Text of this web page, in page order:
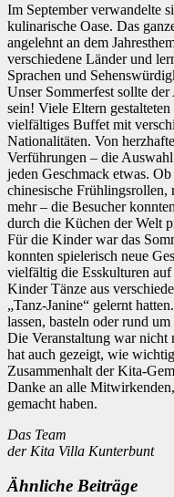
Im September verwandelte
kulinarische Oase. Das
angelehnt an dem
verschiedene Länder und
Sprachen und
Unser Sommerfest sollte
sein! Viele Eltern
vielfältiges Buffet mit
Nationalitäten. Von
Verführungen – die
jeden Geschmack etwas.
chinesische Frühlingsrollen,
mehr – die Besucher
durch die Küchen der Welt
Für die Kinder war das
konnten spielerisch neue
vielfältig die Esskulturen
Kinder Tänze aus
„Tanz-Janine“ gelernt
lassen, basteln oder rund
Die Veranstaltung war nicht
hat auch gezeigt, wie
Zusammenhalt der Kita-
Danke an alle
gemacht haben.
Das Team
der Kita Villa Kunterbunt
Ähnliche Beiträge